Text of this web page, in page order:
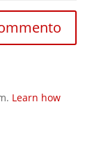
Learn how